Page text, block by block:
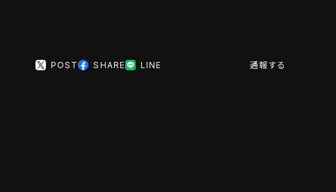
POST SHARE LINE 通報する